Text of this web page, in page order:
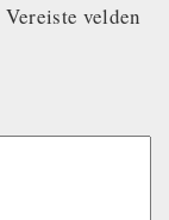
Vereiste velden